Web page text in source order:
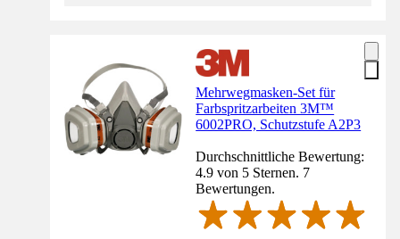
Mehrwegmasken-Set für
Farbspritzarbeiten 3M™
6002PRO, Schutzstufe A2P3
Durchschnittliche Bewertung:
4.9 von 5 Sternen. 7
Bewertungen.